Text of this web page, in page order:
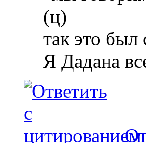
(ц)
так это был
Я Дадана